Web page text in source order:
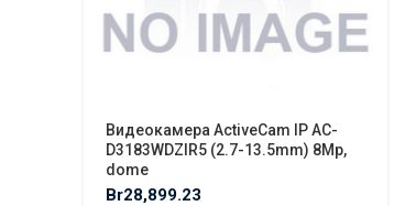
Видеокамера ActiveCam IP AC-
D3183WDZIR5 (2.7-13.5mm) 8Mp,
dome
Br28,899.23